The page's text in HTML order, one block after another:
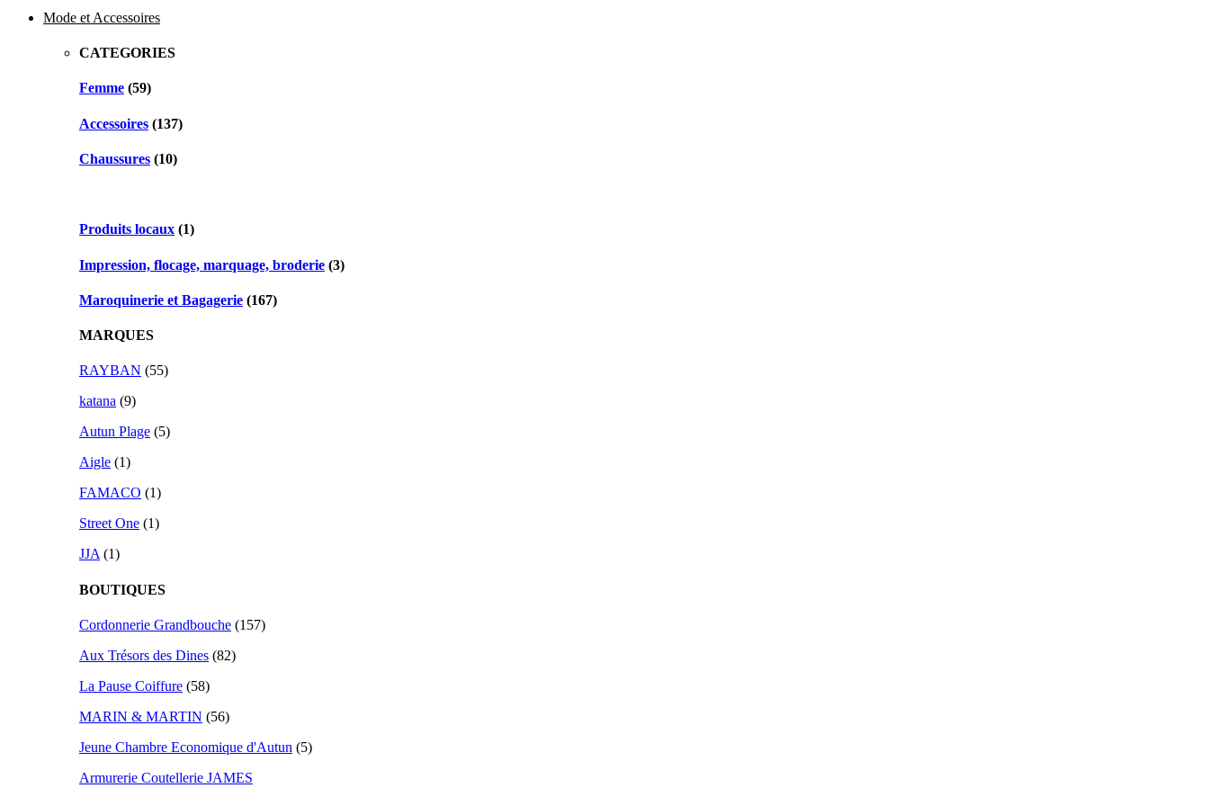
Mode et Accessoires
CATEGORIES
Femme (59)
Accessoires (137)
Chaussures (10)
Produits locaux (1)
Impression, flocage, marquage, broderie (3)
Maroquinerie et Bagagerie (167)
MARQUES
RAYBAN (55)
katana (9)
Autun Plage (5)
Aigle (1)
FAMACO (1)
Street One (1)
JJA(1)
BOUTIQUES
Cordonnerie Grandbouche (157)
Aux Trésors des Dines (82)
La Pause Coiffure (58)
MARIN & MARTIN (56)
Jeune Chambre Economique d'Autun (5)
Armurerie Coutellerie JAMES